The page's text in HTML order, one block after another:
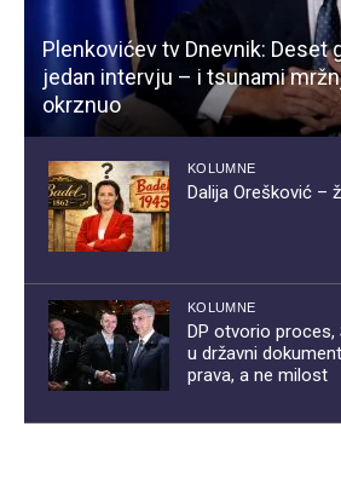
Plenkovićev tv Dnevnik: Deset
jedan intervju – i tsunami
okrznuo
KOLUMNE
Dalija Orešković –
KOLUMNE
DP otvorio proces,
u državni
prava, a ne milost